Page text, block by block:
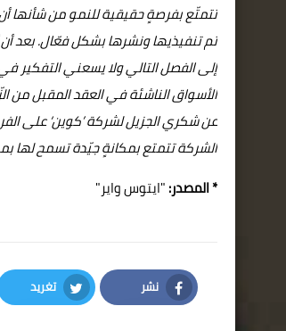
تتمتّع بفرصةٍ حقيقية للنمو من شأنها
تم تنفيذيها ونشرها بشكل فعّال. بعد
إلى الفصل التالي ولا يسعني التفكير
الأسواق الناشئة في العقد المقبل من
عن شكري الجزيل لشركة ’كوين‘ على
الشركة تتمتع بمكانةٍ جيّدة تسمح لها
*المصدر:"ايتوس واير"
نشر
Facebook
تغريد
Twitter